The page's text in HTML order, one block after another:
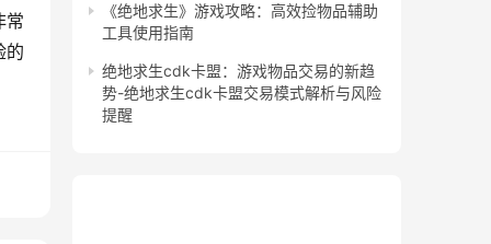
常
的
《绝地求生》游戏攻略：高效捡物品辅助
工具使用指南
绝地求生cdk卡盟：游戏物品交易的新趋
势-绝地求生cdk卡盟交易模式解析与风险
提醒